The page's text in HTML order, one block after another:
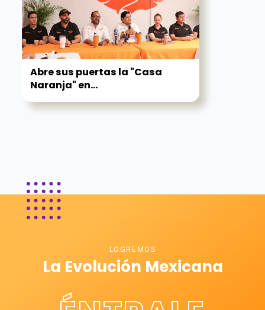
Abre sus puertas la "Casa
Naranja" en...
LOGREMOS
La Evolución Mexicana